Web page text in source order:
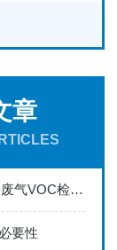
章
采购必读：影响废气VOC检测仪测量精度的七大关键因素
要性